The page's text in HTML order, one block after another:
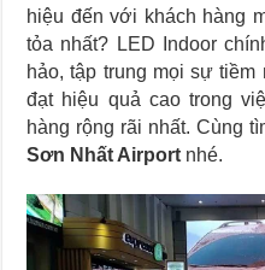
hiệu đến với khách hàng
tỏa nhất? LED Indoor
hảo, tập trung mọi sự
đạt hiệu quả cao trong
hàng rộng rãi nhất. Cùng
Sơn Nhất Airport nhé.